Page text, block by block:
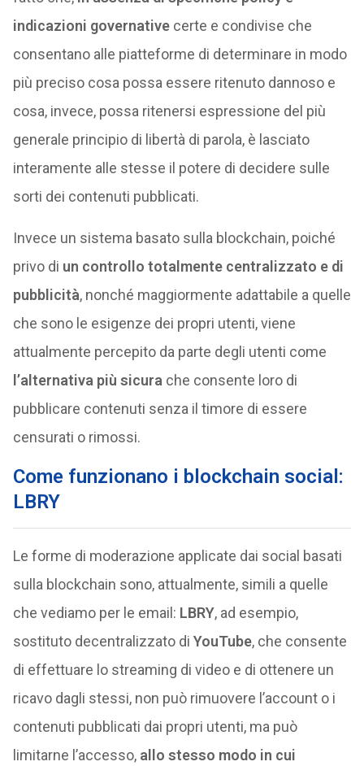
indicazioni governativecerte e condivise che
consentano alle piatteforme di determinare in modo
più preciso cosa possa essere ritenuto dannoso e
cosa, invece, possa ritenersi espressione del più
generale principio di libertà di parola, è lasciato
interamente alle stesse il potere di decidere sulle
sorti dei contenuti pubblicati.
Invece un sistema basato sulla blockchain, poiché
privo di un controllo totalmente centralizzato e di
pubblicità, nonché maggiormente adattabile a quelle
che sono le esigenze dei propri utenti, viene
attualmente percepito da parte degli utenti come
l’alternativa più sicura che consente loro di
pubblicare contenuti senza il timore di essere
censurati o rimossi.
Come funzionano i blockchain social:
LBRY
Le forme di moderazione applicate dai social basati
sulla blockchain sono, attualmente, simili a quelle
che vediamo per le email: LBRY, ad esempio,
sostituto decentralizzato di YouTube, che consente
di effettuare lo streaming di video e di ottenere un
ricavo dagli stessi, non può rimuovere l’account o i
contenuti pubblicati dai propri utenti, ma può
limitarne l’accesso, allo stesso modo in cui